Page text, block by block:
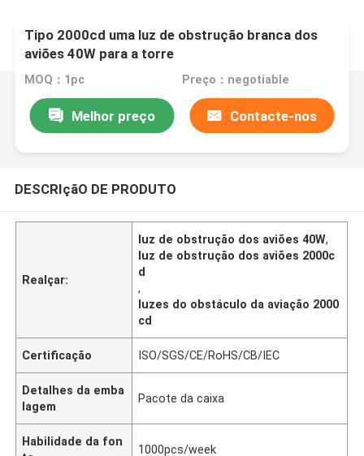
Tipo 2000cd uma luz de obstrução branca dos
aviões 40W para a torre
MOQ：1pc Preço：negotiable
Melhor preço Contacte-nos
DESCRIçãO DE PRODUTO
Realçar:
luz de obstrução dos aviões 40W,
luz de obstrução dos aviões 2000c
d
,
luzes do obstáculo da aviação 2000
cd
Certificação ISO/SGS/CE/RoHS/CB/IEC
Detalhes da emba
lagem
Pacote da caixa
Habilidade da fon
1000pcs/week